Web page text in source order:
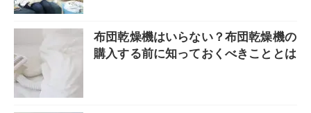
布団乾燥機はいらない？布団乾燥機の
購入する前に知っておくべきこととは